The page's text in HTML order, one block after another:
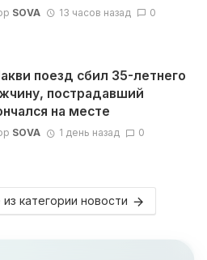
SOVA 13 часов назад 0
поезд сбил 35-летнего
пострадавший
на месте
SOVA 1 день назад 0
категории новости